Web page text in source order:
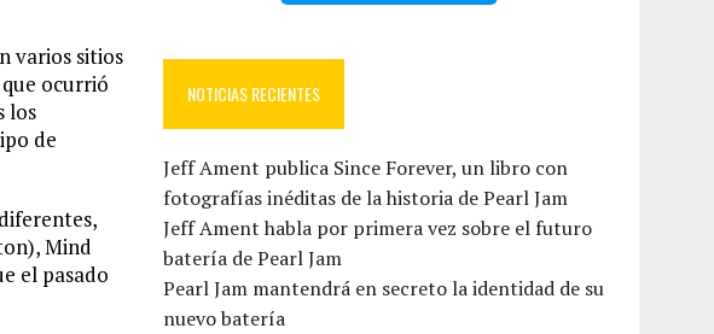
varios sitios
ocurrió
los
de
Mind
el pasado
NOTICIAS RECIENTES
Jeff Ament publica Since Forever, un libro con
fotografías inéditas de la historia de Pearl Jam
Jeff Ament habla por primera vez sobre el futuro
batería de Pearl Jam
Pearl Jam mantendrá en secreto la identidad de su
nuevo batería